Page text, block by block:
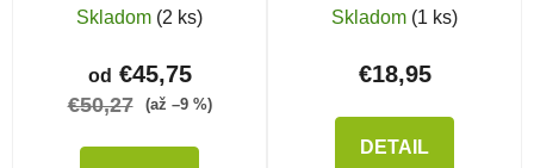
Skladom (2 ks)
od €45,75
€50,27 (až –9 %)
EVA Bag Small
Skladom (1 ks)
€18,95
DETAIL